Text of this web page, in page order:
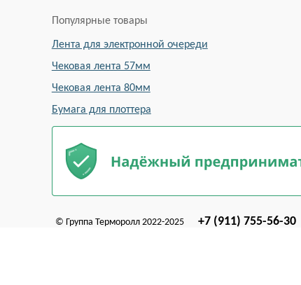
Популярные товары
Лента для электронной очереди
Чековая лента 57мм
Чековая лента 80мм
Бумага для плоттера
© Группа Терморолл 2022-2025 +7 (911) 755-56-30